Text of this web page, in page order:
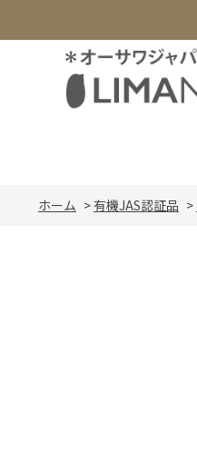
ホーム >有機JAS認証品 >